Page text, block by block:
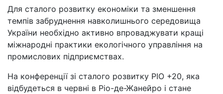
Для сталого розвитку економіки та зменшення
темпів забруднення навколишнього середовища
України необхідно активно впроваджувати кращі
міжнародні практики екологічного управління на
промислових підприємствах.
На конференції зі сталого розвитку РІО +20, яка
відбудеться в червні в Ріо-де-Жанейро і стане